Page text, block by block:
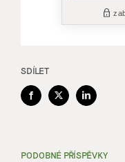
SDÍLET
Facebook
X LinkedIn
PODOBNÉ PŘÍSPĚVKY